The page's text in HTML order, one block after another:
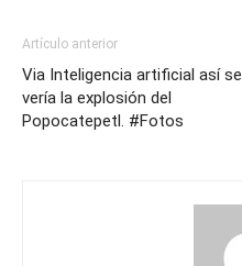
Artículo anterior
Via Inteligencia artificial así se
vería la explosión del
Popocatepetl. #Fotos